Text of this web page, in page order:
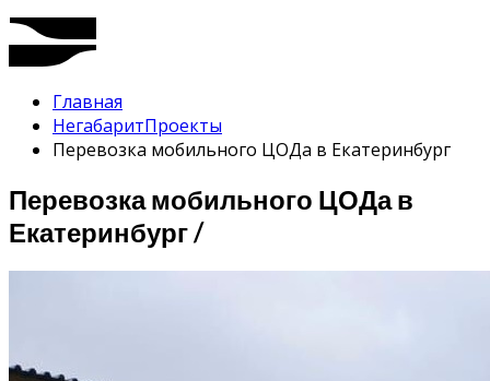
Главная
НегабаритПроекты
Перевозка мобильного ЦОДа в Екатеринбург
Перевозка мобильного ЦОДа в
Екатеринбург /